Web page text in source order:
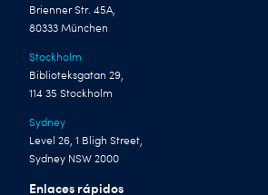
Brienner Str. 45A,
80333 München
Stockholm
Biblioteksgatan 29,
114 35 Stockholm
Sydney
Level 26, 1 Bligh Street,
Sydney NSW 2000
Enlaces rápidos